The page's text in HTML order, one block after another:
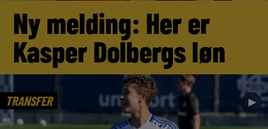
Ny melding: Her er
Kasper Dolbergs løn
TRANSFER ►